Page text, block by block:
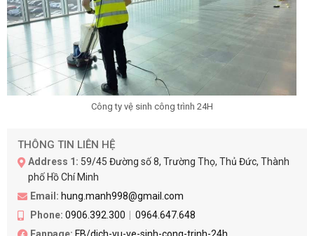
Công ty vệ sinh công trình 24H
THÔNG TIN LIÊN HỆ
Address 1: 59/45 Đường số 8, Trường Thọ, Thủ Đức, Thành
phố Hồ Chí Minh
Email: hung.manh998@gmail.com
Phone: 0906.392.300
0964.647.648